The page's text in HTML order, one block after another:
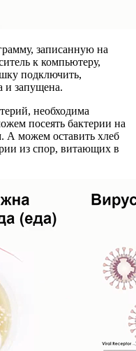
записанную на
к компьютеру,
подключить,
и запущена.
необходима
посеять бактерии на
А можем оставить хлеб
из спор, витающих в